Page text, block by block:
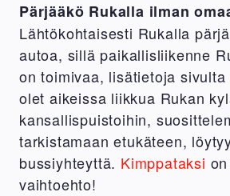
Pärjääkö Rukalla ilman
Lähtökohtaisesti Rukalla
autoa, sillä paikallisliikenne
on toimivaa, lisätietoja sivulta
olet aikeissa liikkua Rukan
kansallispuistoihin,
tarkistamaan etukäteen,
bussiyhteyttä. Kimppataksi
vaihtoehto!